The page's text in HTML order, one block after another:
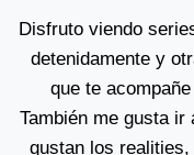
Disfruto viendo
detenidamente y
que te
También me gusta
gustan los